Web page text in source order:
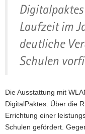
Digitalpaktes
Laufzeit im
deutliche
Schulen
Die Ausstattung mit
DigitalPaktes. Über die
Errichtung einer
Schulen gefördert.